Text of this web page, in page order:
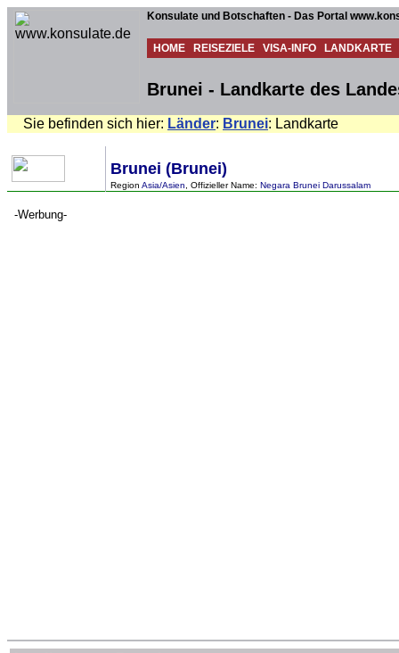
Konsulate und Botschaften - Das Portal
HOME REISEZIELE VISA-INFO LANDKARTE
Brunei - Landkarte des
Sie befinden sich hier: Länder: Brunei: Landkarte
Brunei (Brunei)
Region Asia/Asien , Offizieller Name: Negara Brunei Darussalam
-Werbung-